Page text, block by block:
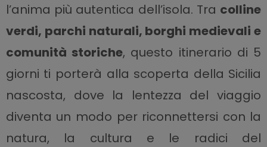
l’anima più autentica dell’isola. Tra colline
verdi, parchi naturali, borghi medievali e
comunità storiche, questo itinerario di 5
giorni ti porterà alla scoperta della Sicilia
nascosta, dove la lentezza del viaggio
diventa un modo per riconnettersi con la
natura, la cultura e le radici del